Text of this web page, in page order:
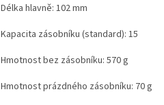
Délka hlavně: 102 mm
Kapacita zásobníku (standard): 15
Hmotnost bez zásobníku: 570 g
Hmotnost prázdného zásobníku: 70 g